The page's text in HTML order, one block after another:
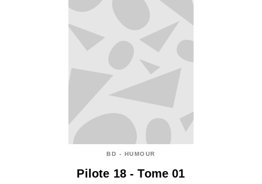
BD - HUMOUR
Pilote 18 - Tome 01